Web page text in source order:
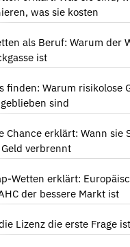
was sie kosten
als Beruf: Warum der
ist
finden: Warum risikolose
sind
Chance erklärt: Wann sie
verbrennt
Wetten erklärt:
der bessere Markt ist
Lizenz die erste Frage